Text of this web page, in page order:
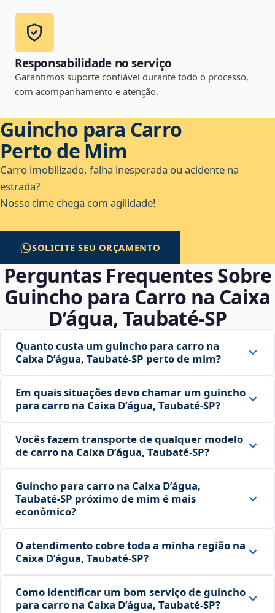
Responsabilidade no serviço
Garantimos suporte confiável durante todo o processo,
com acompanhamento e atenção.
Guincho para Carro
Perto de Mim
Carro imobilizado, falha inesperada ou acidente na
estrada?
Nosso time chega com agilidade!
SOLICITE SEU ORÇAMENTO
Perguntas Frequentes Sobre
Guincho para Carro na Caixa
D’água, Taubaté‑SP
Quanto custa um guincho para carro na
Caixa D’água, Taubaté‑SP perto de mim?
Em quais situações devo chamar um guincho
para carro na Caixa D’água, Taubaté‑SP?
Vocês fazem transporte de qualquer modelo
de carro na Caixa D’água, Taubaté‑SP?
Guincho para carro na Caixa D’água,
Taubaté‑SP próximo de mim é mais
econômico?
O atendimento cobre toda a minha região na
Caixa D’água, Taubaté‑SP?
Como identificar um bom serviço de guincho
para carro na Caixa D’água, Taubaté‑SP?